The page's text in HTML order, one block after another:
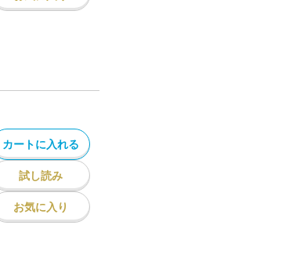
カートに入れる
試し読み
お気に入り